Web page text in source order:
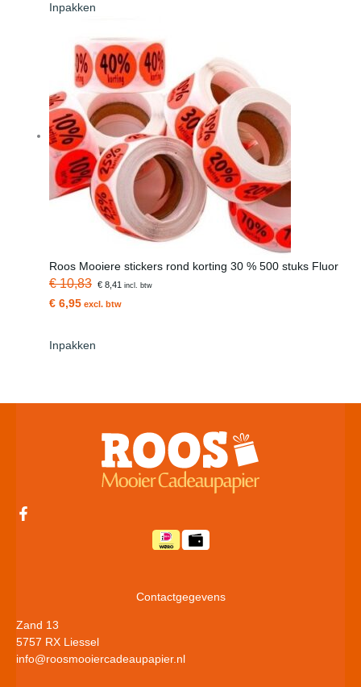
Inpakken
Roos Mooiere stickers rond korting 30 % 500 stuks Fluor
€ 10,83 € 8,41 incl. btw
€ 6,95 excl. btw
Inpakken
Contactgegevens
Zand 13
5757 RX Liessel
info@roosmooiercadeaupapier.nl